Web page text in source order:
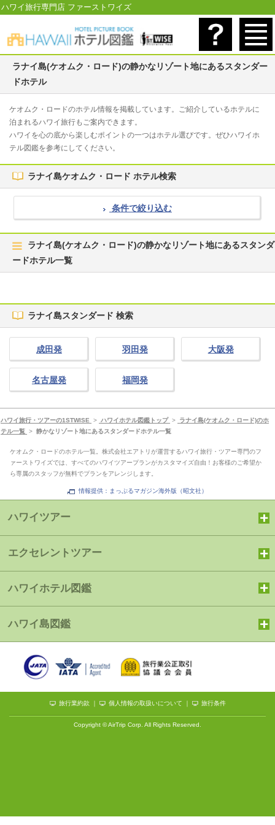
ハワイ旅行専門店 ファーストワイズ
ラナイ島(ケオムク・ロード)の静かなリゾート地にあるスタンダー
ドホテル
ケオムク・ロードのホテル情報を掲載しています。ご紹介しているホテルに
泊まれるハワイ旅行もご案内できます。
ハワイを心の底から楽しむポイントの一つはホテル選びです。ぜひハワイホ
テル図鑑を参考にしてください。
ラナイ島ケオムク・ロード ホテル検索
条件で絞り込む
ラナイ島(ケオムク・ロード)の静かなリゾート地にあるスタンダ
ードホテル一覧
ラナイ島スタンダード 検索
成田発 羽田発 大阪発
名古屋発 福岡発
ハワイ旅行・ツアーの1STWISE > ハワイホテル図鑑トップ >
ラナイ島(ケオムク・ロード)のホ
テル一覧 >静かなリゾート地にあるスタンダードホテル一覧
ケオムク・ロードのホテル一覧。株式会社エアトリが運営するハワイ旅行・ツアー専門のフ
ァーストワイズでは、すべてのハワイツアープランがカスタマイズ自由！お客様のご希望か
ら専属のスタッフが無料でプランをアレンジします。
情報提供：まっぷるマガジン海外版（昭文社）
ハワイツアー
エクセレントツアー
ハワイホテル図鑑
ハワイ島図鑑
旅行業約款｜ 個人情報の取扱いについて ｜ 旅行条件
Copyright © AirTrip Corp. All Rights Reserved.